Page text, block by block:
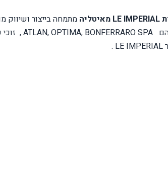
LE IMPERIAL מאיטליה
ATLAN, OPTIMA, BONFERRARO SPA
,
LE IMPERIAL
.